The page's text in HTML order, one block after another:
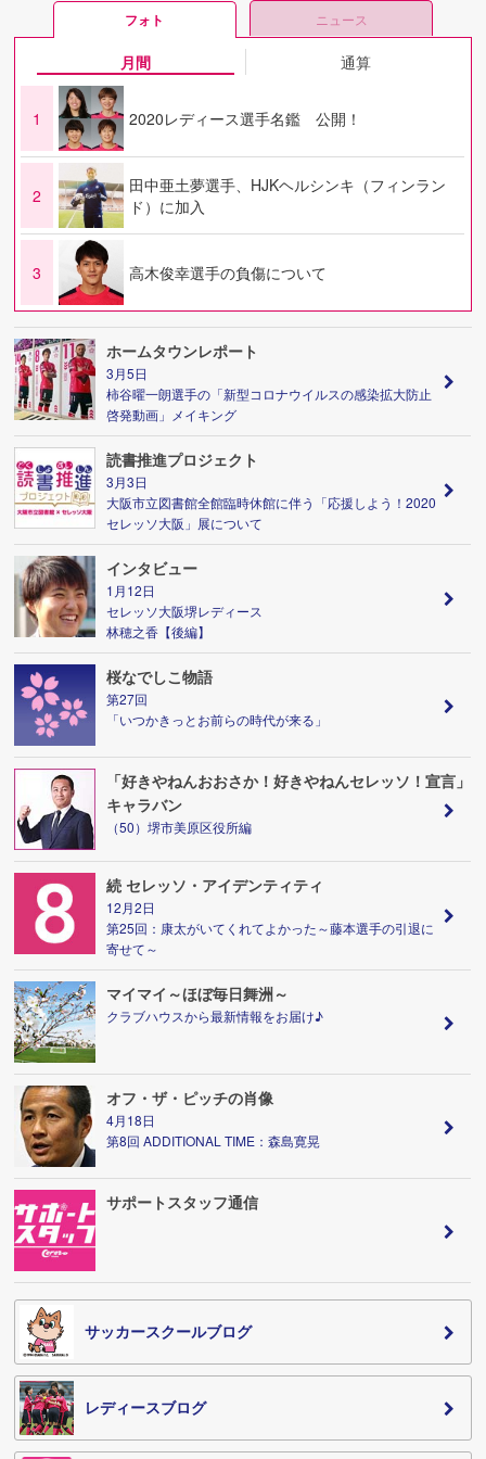
フォト ニュース
月間 通算
1 2020レディース選手名鑑 公開！
2
田中亜土夢選手、HJKヘルシンキ（フィンラン
ド）に加入
3 高木俊幸選手の負傷について
ホームタウンレポート
3月5日
柿谷曜一朗選手の「新型コロナウイルスの感染拡大防止
啓発動画」メイキング
読書推進プロジェクト
3月3日
大阪市立図書館全館臨時休館に伴う「応援しよう！2020
セレッソ大阪」展について
インタビュー
1月12日
セレッソ大阪堺レディース
林穂之香【後編】
桜なでしこ物語
第27回
「いつかきっとお前らの時代が来る」
「好きやねんおおさか！好きやねんセレッソ！宣言」
キャラバン
（50）堺市美原区役所編
続 セレッソ・アイデンティティ
12月2日
第25回：康太がいてくれてよかった～藤本選手の引退に
寄せて～
マイマイ～ほぼ毎日舞洲～
クラブハウスから最新情報をお届け♪
オフ・ザ・ピッチの肖像
4月18日
第8回 ADDITIONAL TIME：森島寛晃
サポートスタッフ通信
サッカースクールブログ
レディースブログ